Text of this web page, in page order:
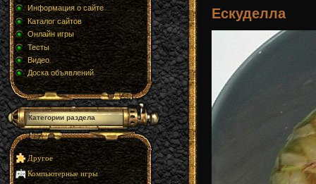
Информация о сайте
Каталог сайтов
Онлайн игры
Тесты
Видео
Доска объявлений
Категории раздела
Другое
Компьютерные игры
Ескуделла